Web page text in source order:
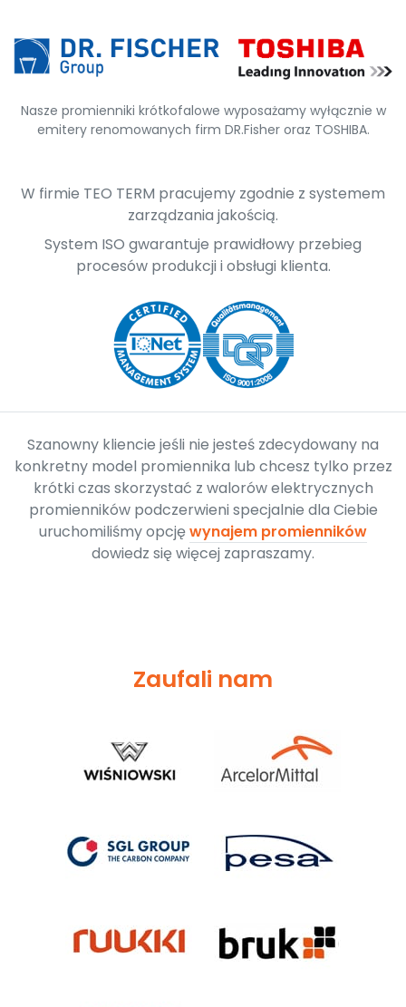
Nasze promienniki krótkofalowe wyposażamy wyłącznie w
emitery renomowanych firm DR.Fisher oraz TOSHIBA.
W firmie TEO TERM pracujemy zgodnie z systemem
zarządzania jakością.
System ISO gwarantuje prawidłowy przebieg
procesów produkcji i obsługi klienta.
Szanowny kliencie jeśli nie jesteś zdecydowany na
konkretny model promiennika lub chcesz tylko przez
krótki czas skorzystać z walorów elektrycznych
promienników podczerwieni specjalnie dla Ciebie
uruchomiliśmy opcjęwynajem promienników
dowiedz się więcej zapraszamy.
Zaufali nam